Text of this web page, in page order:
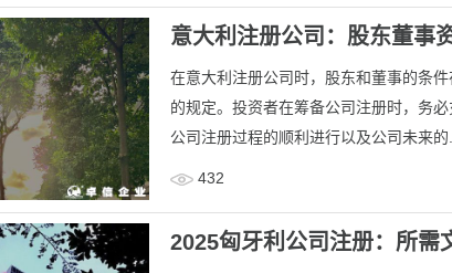
意大利注册公司：股东董事
在意大利注册公司时，股东和董事的条
的规定。投资者在筹备公司注册时，务
公司注册过程的顺利进行以及公司未来的
432
2025匈牙利公司注册：所需